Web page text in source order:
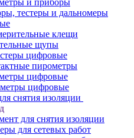
и приборы
тестеры и дальномеры
клещи
щупы
цифровые
пирометры
цифровые
цифровые
снятия изоляции
для снятия изоляции
для сетевых работ